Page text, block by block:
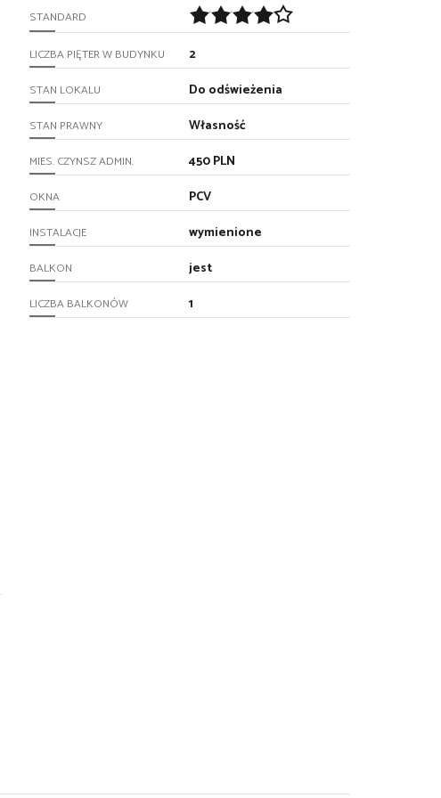
STANDARD
LICZBA PIĘTER W BUDYNKU 2
STAN LOKALU Do odświeżenia
STAN PRAWNY Własność
MIES. CZYNSZ ADMIN. 450 PLN
OKNA PCV
INSTALACJE wymienione
BALKON jest
LICZBA BALKONÓW 1